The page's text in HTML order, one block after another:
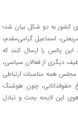
کشور به دو شکل بیان شد؛
اسماعیل گرامی‌مقدم،
پالس را ارسال کنند که
دیگری از فعالان سیاسی،
مجلس همه مناسبات ارتباطی
حقوقدانانی، چون هوشنگ
این لایحه بحث و تبادل